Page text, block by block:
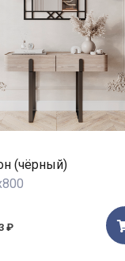
(чёрный)
₽